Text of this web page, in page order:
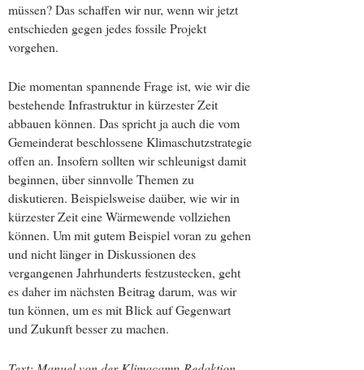
müssen? Das schaffen wir nur, wenn wir jetzt
entschieden gegen jedes fossile Projekt
vorgehen.
Die momentan spannende Frage ist, wie wir die
bestehende Infrastruktur in kürzester Zeit
abbauen können. Das spricht ja auch die vom
Gemeinderat beschlossene Klimaschutzstrategie
offen an. Insofern sollten wir schleunigst damit
beginnen, über sinnvolle Themen zu
diskutieren. Beispielsweise daüber, wie wir in
kürzester Zeit eine Wärmewende vollziehen
können. Um mit gutem Beispiel voran zu gehen
und nicht länger in Diskussionen des
vergangenen Jahrhunderts festzustecken, geht
es daher im nächsten Beitrag darum, was wir
tun können, um es mit Blick auf Gegenwart
und Zukunft besser zu machen.